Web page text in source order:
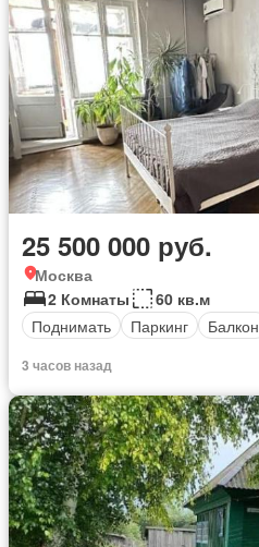
25 500 000 руб.
Москва
2 Комнаты
60 кв.м
Поднимать
Паркинг Балкон
3 часов назад